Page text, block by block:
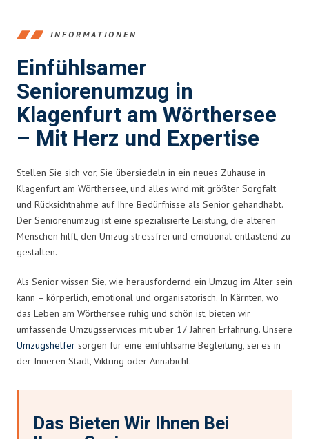
INFORMATIONEN
Einfühlsamer
Seniorenumzug in
Klagenfurt am Wörthersee
– Mit Herz und Expertise
Stellen Sie sich vor, Sie übersiedeln in ein neues Zuhause in
Klagenfurt am Wörthersee, und alles wird mit größter Sorgfalt
und Rücksichtnahme auf Ihre Bedürfnisse als Senior gehandhabt.
Der Seniorenumzug ist eine spezialisierte Leistung, die älteren
Menschen hilft, den Umzug stressfrei und emotional entlastend zu
gestalten.
Als Senior wissen Sie, wie herausfordernd ein Umzug im Alter sein
kann – körperlich, emotional und organisatorisch. In Kärnten, wo
das Leben am Wörthersee ruhig und schön ist, bieten wir
umfassende Umzugsservices mit über 17 Jahren Erfahrung. Unsere
Umzugshelfer sorgen für eine einfühlsame Begleitung, sei es in
der Inneren Stadt, Viktring oder Annabichl.
Das Bieten Wir Ihnen Bei